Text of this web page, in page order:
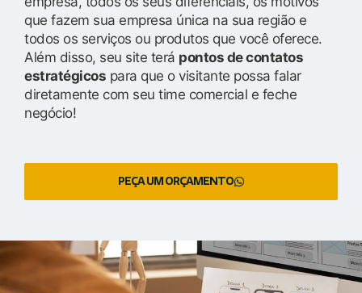
que fazem sua empresa única na sua região e
todos os serviços ou produtos que você oferece.
Além disso, seu site terá pontos de contatos
estratégicos para que o visitante possa falar
diretamente com seu time comercial e feche
negócio!
PEÇA UM ORÇAMENTO